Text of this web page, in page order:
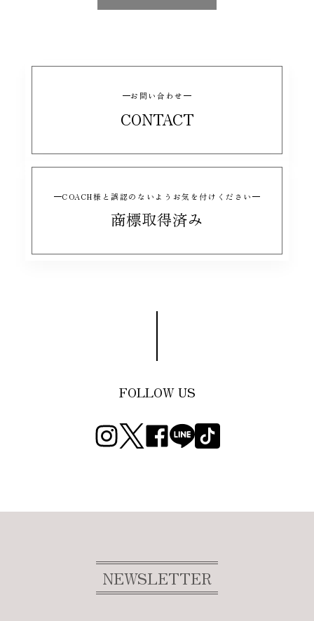
お問い合わせ
CONTACT
COACH様と誤認のないようお気を付けください
商標取得済み
FOLLOW US
NEWSLETTER